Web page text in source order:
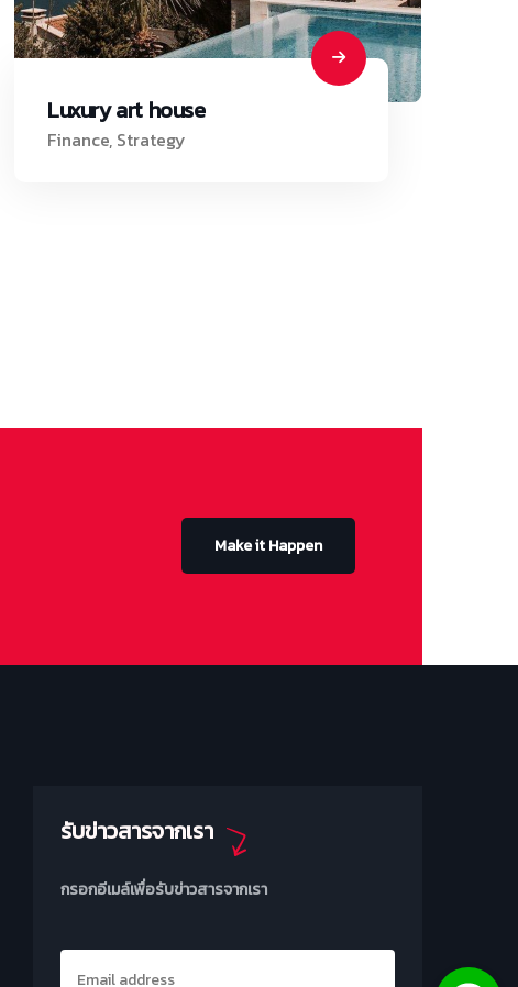
Luxury art house
Finance, Strategy
Make it Happen
รับข่าวสารจากเรา
กรอกอีเมล์เพื่อรับข่าวสารจากเรา